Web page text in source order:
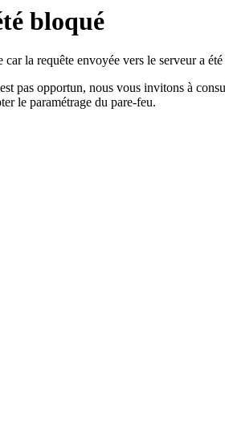
bloqué
la requête envoyée vers le serveur a
pas opportun, nous vous invitons à
le paramétrage du pare-feu.